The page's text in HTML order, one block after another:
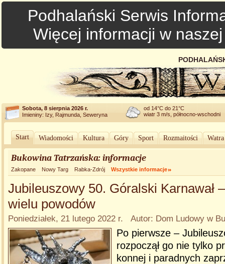
Podhalański Serwis
Więcej informacji w
Sobota, 8 sierpnia 2026 r.
Imieniny: Izy, Rajmunda, Seweryna
od 14°C do 21°C
wiatr 3 m/s, północno-wschodni
Start Wiadomości Kultura Góry Sport Rozmaitości
Bukowina Tatrzańska: informacje
Zakopane Nowy Targ Rabka-Zdrój Wszystkie informacje
Jubileuszowy 50. Góralski Karnawał
wielu powodów
Poniedziałek, 21 lutego 2022 r. Autor: Dom Ludowy w
Po pierwsze –
rozpoczął go nie tylko
konnej i paradnych